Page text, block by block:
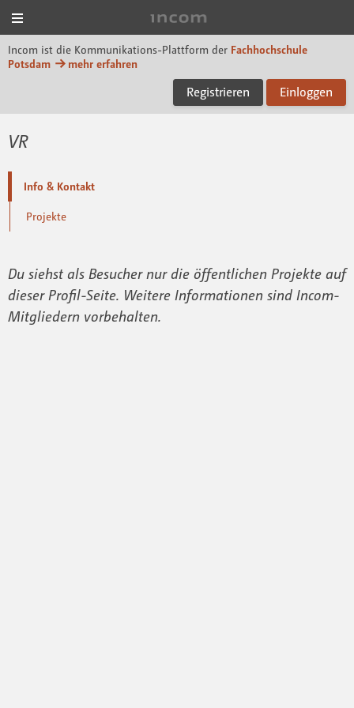
Incom ist die Kommunikations-Plattform der Fachhochschule
Potsdam
mehr erfahren
Registrieren Einloggen
VR
Info & Kontakt
Projekte
Du siehst als Besucher nur die öffentlichen Projekte auf
dieser Profil-Seite. Weitere Informationen sind Incom-
Mitgliedern vorbehalten.